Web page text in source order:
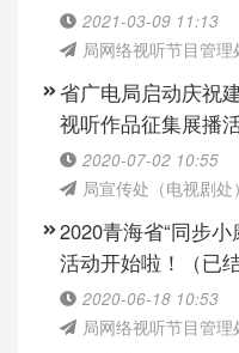
2021-03-09 11:13
局网络视听节目管理
省广电局启动庆祝
视听作品征集展播
2020-07-02 10:55
局宣传处（电视剧处）
2020青海省“同步
活动开始啦！（已结
2020-06-18 10:53
局网络视听节目管理